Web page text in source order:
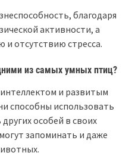
благодаря
активности, а
отсутствию стресса.
из самых умных птиц?
и развитым
способны использовать
особей в своих
запоминать и даже